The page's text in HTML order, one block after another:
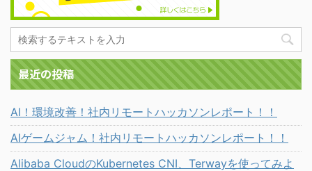
最近の投稿
AI！環境改善！社内リモートハッカソンレポート！！
AIゲームジャム！社内リモートハッカソンレポート！！
Alibaba CloudのKubernetes CNI、Terwayを使ってみよ